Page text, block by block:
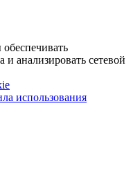
анализировать сетевой
использования